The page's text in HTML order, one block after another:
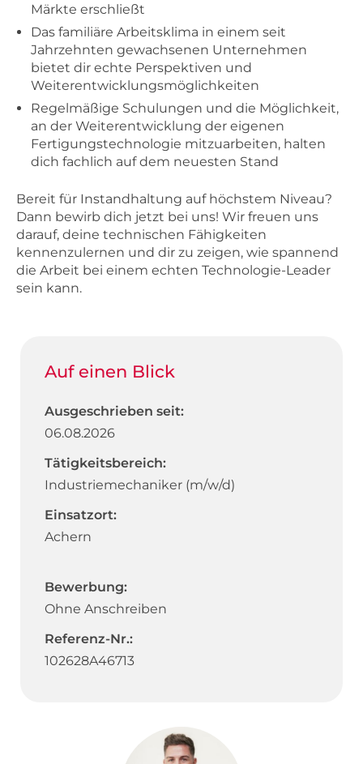
Märkte erschließt
Das familiäre Arbeitsklima in einem seit
Jahrzehnten gewachsenen Unternehmen
bietet dir echte Perspektiven und
Weiterentwicklungsmöglichkeiten
Regelmäßige Schulungen und die Möglichkeit,
an der Weiterentwicklung der eigenen
Fertigungstechnologie mitzuarbeiten, halten
dich fachlich auf dem neuesten Stand
Bereit für Instandhaltung auf höchstem Niveau?
Dann bewirb dich jetzt bei uns! Wir freuen uns
darauf, deine technischen Fähigkeiten
kennenzulernen und dir zu zeigen, wie spannend
die Arbeit bei einem echten Technologie-Leader
sein kann.
Auf einen Blick
Ausgeschrieben seit:
06.08.2026
Tätigkeitsbereich:
Industriemechaniker (m/w/d)
Einsatzort:
Achern
Bewerbung:
Ohne Anschreiben
Referenz-Nr.:
102628A46713